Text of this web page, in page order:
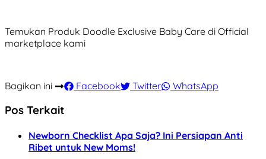
Temukan Produk Doodle Exclusive Baby Care di Official
marketplace kami
Bagikan ini Facebook Twitter WhatsApp
Pos Terkait
Newborn Checklist Apa Saja? Ini Persiapan Anti
Ribet untuk New Moms!